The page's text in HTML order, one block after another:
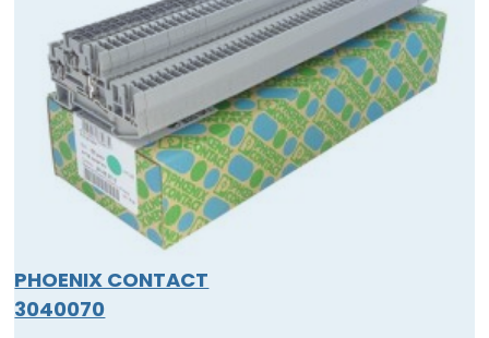
PHOENIX CONTACT
3040070